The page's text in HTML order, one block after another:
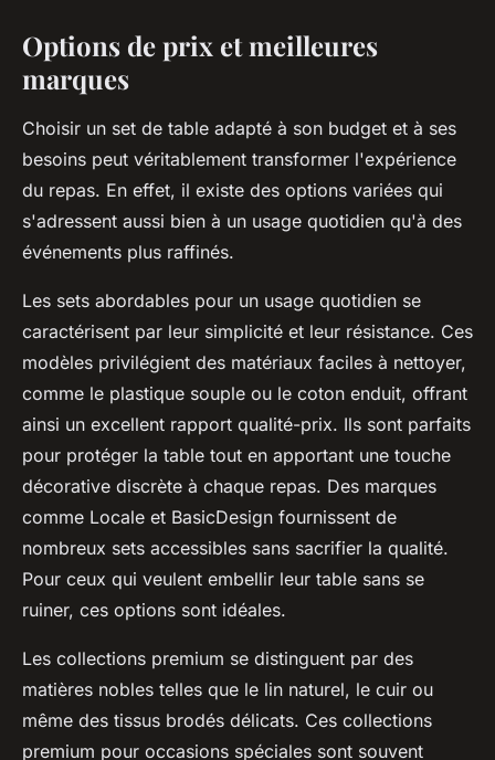
Options de prix et meilleures
marques
Choisir un set de table adapté à son budget et à ses
besoins peut véritablement transformer l'expérience
du repas. En effet, il existe des options variées qui
s'adressent aussi bien à un usage quotidien qu'à des
événements plus raffinés.
Les sets abordables pour un usage quotidien se
caractérisent par leur simplicité et leur résistance. Ces
modèles privilégient des matériaux faciles à nettoyer,
comme le plastique souple ou le coton enduit, offrant
ainsi un excellent rapport qualité-prix. Ils sont parfaits
pour protéger la table tout en apportant une touche
décorative discrète à chaque repas. Des marques
comme Locale et BasicDesign fournissent de
nombreux sets accessibles sans sacrifier la qualité.
Pour ceux qui veulent embellir leur table sans se
ruiner, ces options sont idéales.
Les collections premium se distinguent par des
matières nobles telles que le lin naturel, le cuir ou
même des tissus brodés délicats. Ces collections
premium pour occasions spéciales sont souvent